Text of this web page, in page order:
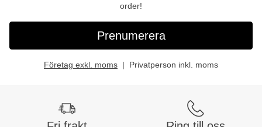
order!
Prenumerera
Företag exkl. moms Privatperson inkl. moms